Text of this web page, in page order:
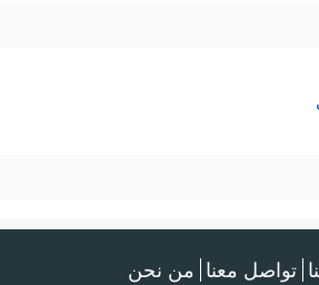
تواصل معنا من نحن